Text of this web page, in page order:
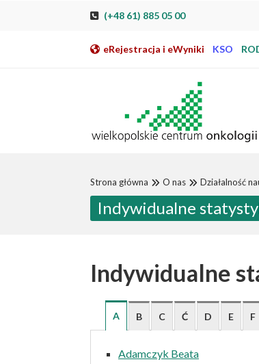
Przeskocz do nawigacji
Przeskocz do treści
Przeskocz do stopki
Przejdź do mapy strony
Przejdź do elektronicznej rejestracji pacjenta
(+48 61) 885 05 00
eRejestracja i eWyniki KSO
Strona główna O nas Działalność
Indywidualne
Indywidualne
A B C Ć D E F
Adamczyk Beata